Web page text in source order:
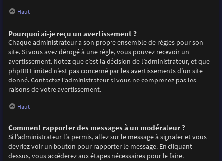
Haut
Pourquoi ai-je reçu un avertissement ?
Chaque administrateur a son propre ensemble de règles pour son
site. Si vous avez dérogé à une règle, vous pouvez recevoir un
avertissement. Notez que c’est la décision de l’administrateur, et que
phpBB Limited n’est pas concerné par les avertissements d’un site
donné. Contactez l’administrateur si vous ne comprenez pas les
raisons de votre avertissement.
Haut
Comment rapporter des messages à un modérateur ?
Si l’administrateur l’a permis, allez sur le message à signaler et vous
devriez voir un bouton pour rapporter le message. En cliquant
dessus, vous accéderez aux étapes nécessaires pour le faire.